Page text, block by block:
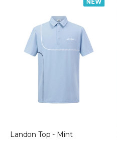
Landon Top - Mint